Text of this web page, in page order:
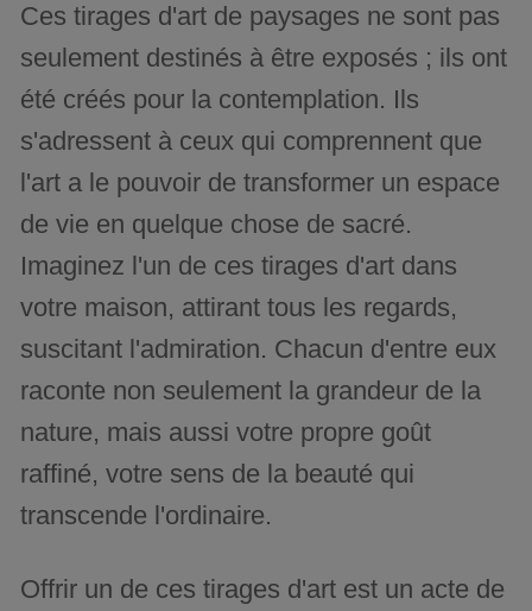
Ces tirages d'art de paysages ne sont pas
seulement destinés à être exposés ; ils ont
été créés pour la contemplation. Ils
s'adressent à ceux qui comprennent que
l'art a le pouvoir de transformer un espace
de vie en quelque chose de sacré.
Imaginez l'un de ces tirages d'art dans
votre maison, attirant tous les regards,
suscitant l'admiration. Chacun d'entre eux
raconte non seulement la grandeur de la
nature, mais aussi votre propre goût
raffiné, votre sens de la beauté qui
transcende l'ordinaire.
Offrir un de ces tirages d'art est un acte de